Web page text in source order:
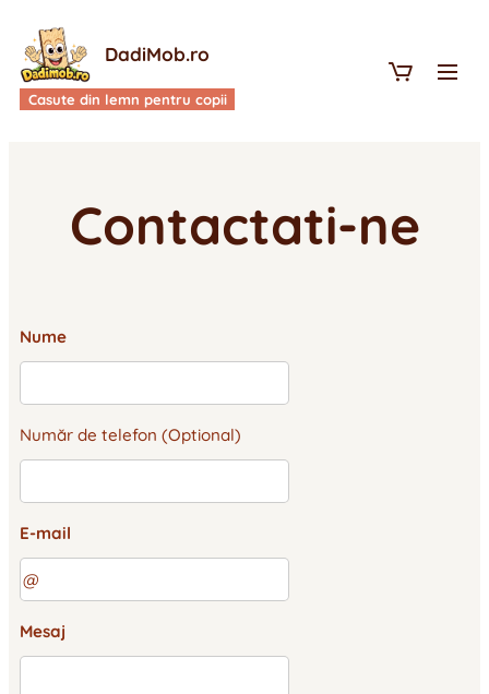
DadiMob.ro
Casute din lemn pentru copii
Contactati-ne
Nume
Număr de telefon (Optional)
E-mail
Mesaj